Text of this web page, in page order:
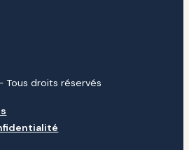
droits réservés